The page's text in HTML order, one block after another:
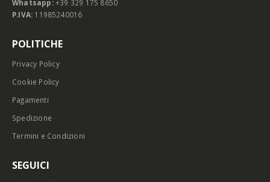
Whatsapp: +39 329 175 8650
P.IVA: 11985240016
POLITICHE
Privacy Policy
Cookie Policy
Pagamenti
Spedizione
Termini e Condizioni
SEGUICI